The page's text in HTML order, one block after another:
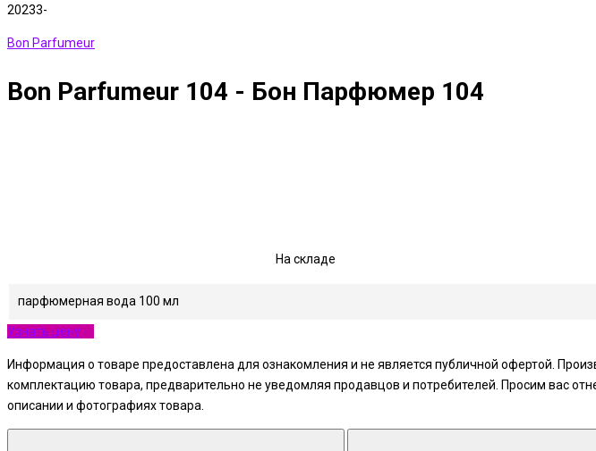
20233-
Bon Parfumeur
Bon Parfumeur 104 - Бон Парфюмер 104
На складе
парфюмерная вода 100 мл
Узнать цену
Информация о товаре предоставлена для ознакомления и не является публичной офертой.
комплектацию товара, предварительно не уведомляя продавцов и потребителей. Просим вас
описании и фотографиях товара.